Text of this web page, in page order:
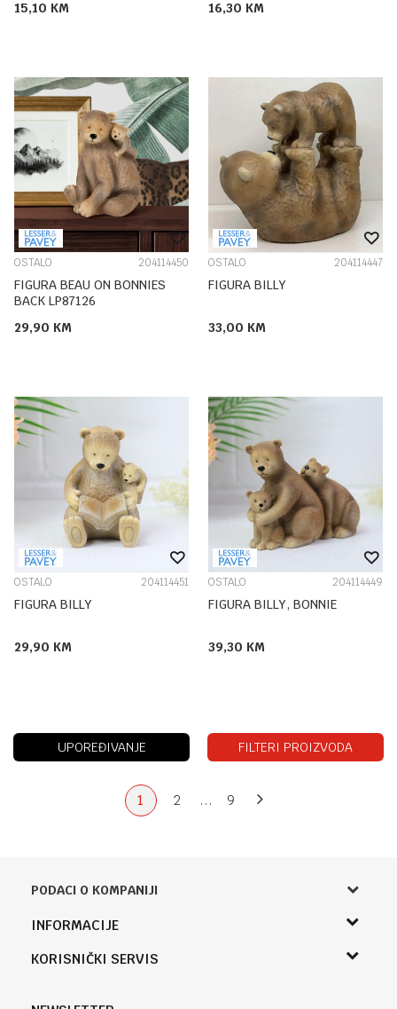
15,10 KM 16,30 KM
OSTALO 204114450
FIGURA BEAU ON BONNIES
BACK LP87126
29,90 KM
OSTALO 204114447
FIGURA BILLY
33,00 KM
OSTALO 204114451
FIGURA BILLY
29,90 KM
OSTALO 204114449
FIGURA BILLY, BONNIE
39,30 KM
UPOREĐIVANJE FILTERI PROIZVODA
1 2 ... 9
PODACI O KOMPANIJI
Knjižara Kultura
Knjaza Miloša 3A
INFORMACIJE
O nama
KORISNIČKI SERVIS